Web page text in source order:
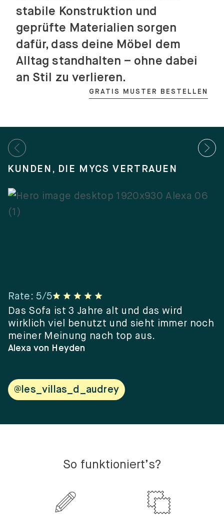
stabile Konstruktion und
geprüfte Materialien sorgen
dafür, dass deine Möbel dem
Alltag standhalten – ohne dabei
an Stil zu verlieren.
GRATIS MUSTER BESTELLEN
KUNDEN, DIE MYCS VERTRAUEN
Das Sofa ist 3 Jahre alt und das wird
wirklich viel benutzt und sieht immer noch
meiner Meinung nach top aus.
Alexa von Heyden
Rate: 5/5
@les_villas_d_audrey
So funktioniert’s?